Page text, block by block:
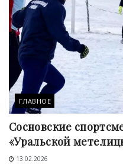
ГЛАВНОЕ
Сосновские
«Уральской
13.02.2026